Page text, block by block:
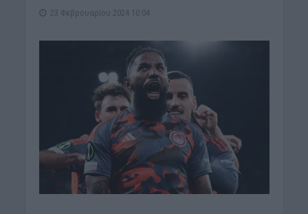
23 Φεβρουαρίου 2024 10:04